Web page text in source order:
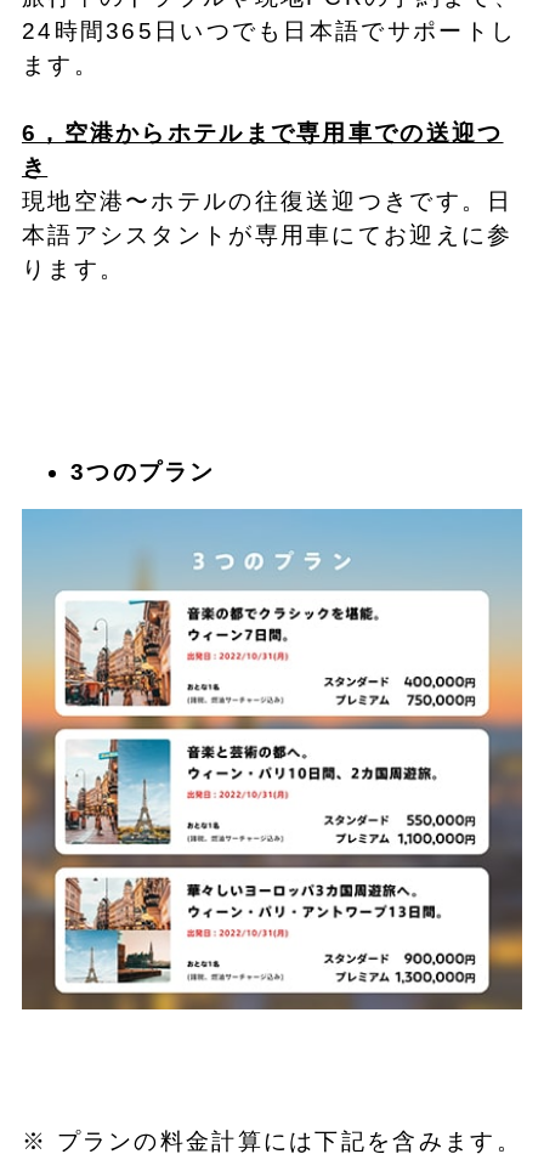
24時間365日いつでも日本語でサポートし
ます。
6，空港からホテルまで専用車での送迎つ
き
現地空港〜ホテルの往復送迎つきです。日
本語アシスタントが専用車にてお迎えに参
ります。
3つのプラン
※ プランの料金計算には下記を含みます。